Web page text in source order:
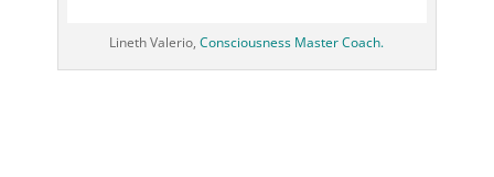
Lineth Valerio,Consciousness Master Coach.